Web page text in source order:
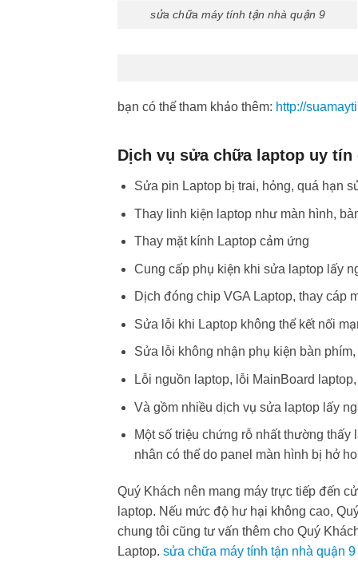
sửa chữa máy tính tận nhà quận 9
bạn có thể tham khảo thêm: http://
Dịch vụ sửa chữa laptop uy
Sửa pin Laptop bị trai, hỏng, quá hạn
Thay linh kiện laptop như màn hình,
Thay mặt kính Laptop cảm ứng
Cung cấp phụ kiện khi sửa laptop lấy
Dịch đóng chip VGA Laptop, thay cáp
Sửa lỗi khi Laptop không thể kết nối
Sửa lỗi không nhận phụ kiện bàn
Lỗi nguồn laptop, lỗi MainBoard
Và gồm nhiều dịch vụ sửa laptop lấy
Một số triệu chứng rỗ nhất thường
nhân có thể do panel màn hình bị hở
Quý Khách nên mang máy trực tiếp đến
laptop. Nếu mức độ hư hại không cao,
chung tôi cũng tư vấn thêm cho Quý
Laptop. sửa chữa máy tính tận nhà quận 9